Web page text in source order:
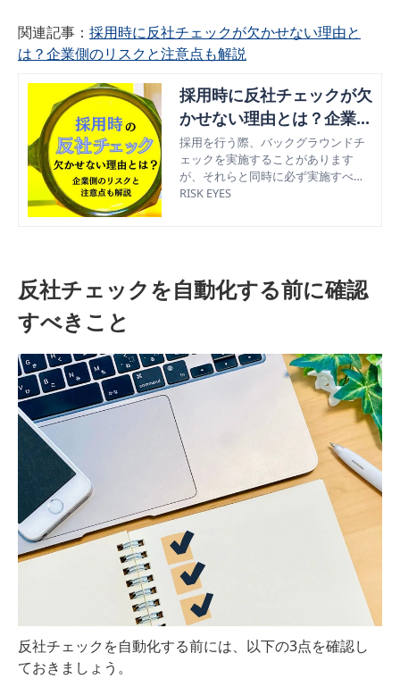
関連記事： 採用時に反社チェックが欠かせない理由と
は？企業側のリスクと注意点も解説
採用時に反社チェックが欠
かせない理由とは？企業側
のリスクと注意点も解説
採用を行う際、バックグラウンドチ
ェックを実施することがあります
が、それらと同時に必ず実施すべき
なのが反社チェックです。この記事
RISK EYES
反社チェックを自動化する前に確認
すべきこと
反社チェックを自動化する前には、以下の3点を確認し
ておきましょう。